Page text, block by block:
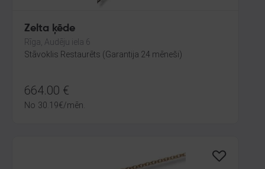
Zelta ķēde
Rīga, Audēju iela 6
Stāvoklis Restaurēts (Garantija 24 mēneši)
664.00 €
No 30.19€/mēn.